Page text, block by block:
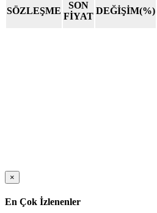
SÖZLEŞME
SON
FİYAT
DEĞİŞİM(%)
×
En Çok İzlenenler